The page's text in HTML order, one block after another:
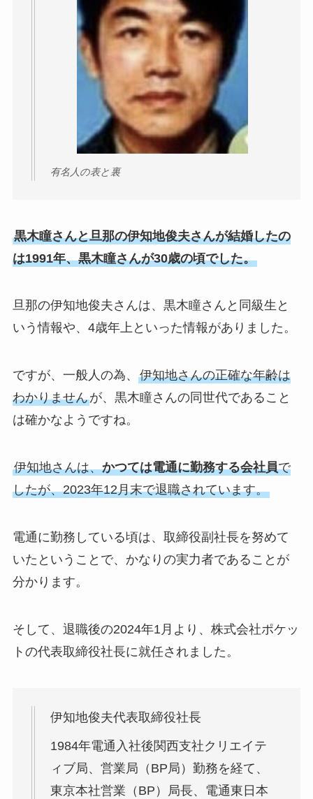
有名人の表と裏
黒木瞳さんと旦那の伊知地俊夫さんが結婚したの
は1991年、黒木瞳さんが30歳の頃でした。
旦那の伊知地俊夫さんは、黒木瞳さんと同級生と
いう情報や、4歳年上といった情報がありました。
ですが、一般人の為、 伊知地さんの正確な年齢は
わかりませんが、黒木瞳さんの同世代であること
は確かなようですね。
伊知地さんは、かつては電通に勤務する会社員で
したが、2023年12月末で退職されています。
電通に勤務している頃は、取締役副社長を努めて
いたということで、かなりの実力者であることが
分かります。
そして、退職後の2024年1月より、株式会社ポケッ
トの代表取締役社長に就任されました。
伊知地俊夫代表取締役社長
1984年電通入社後関西支社クリエイテ
ィブ局、営業局（BP局）勤務を経て、
東京本社営業（BP）局長、電通東日本